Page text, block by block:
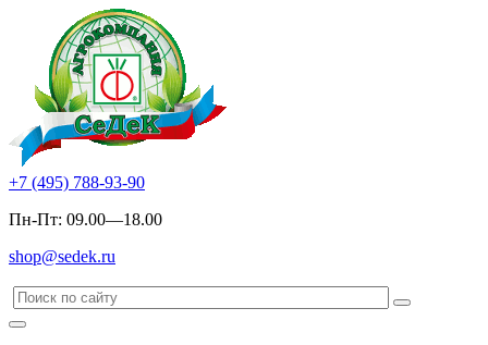
+7 (495) 788-93-90
Пн-Пт: 09.00—18.00
shop@sedek.ru